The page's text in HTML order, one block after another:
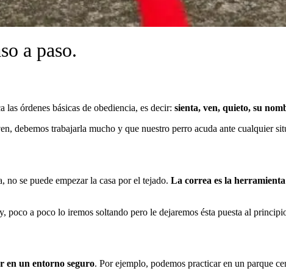
a paso.
órdenes básicas de obediencia, es decir: sienta, ven, quieto, su
debemos trabajarla mucho y que nuestro perro acuda ante cualquier
no se puede empezar la casa por el tejado. La correa es la
poco a poco lo iremos soltando pero le dejaremos ésta puesta al
en un entorno seguro. Por ejemplo, podemos practicar en un parque